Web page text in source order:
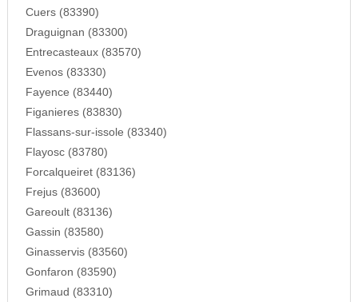
Cuers (83390)
Draguignan (83300)
Entrecasteaux (83570)
Evenos (83330)
Fayence (83440)
Figanieres (83830)
Flassans-sur-issole (83340)
Flayosc (83780)
Forcalqueiret (83136)
Frejus (83600)
Gareoult (83136)
Gassin (83580)
Ginasservis (83560)
Gonfaron (83590)
Grimaud (83310)